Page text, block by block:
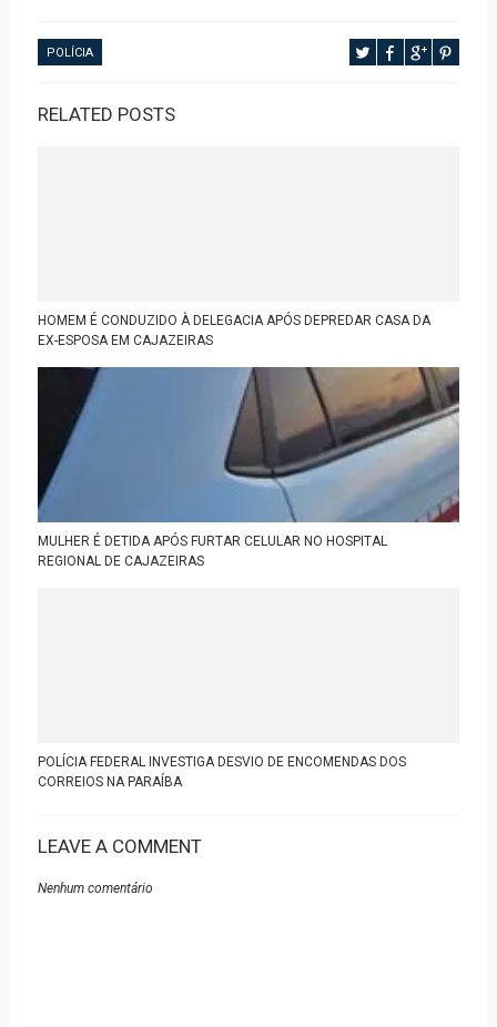
POLÍCIA
RELATED POSTS
HOMEM É CONDUZIDO À DELEGACIA APÓS DEPREDAR CASA DA
EX-ESPOSA EM CAJAZEIRAS
MULHER É DETIDA APÓS FURTAR CELULAR NO HOSPITAL
REGIONAL DE CAJAZEIRAS
POLÍCIA FEDERAL INVESTIGA DESVIO DE ENCOMENDAS DOS
CORREIOS NA PARAÍBA
LEAVE A COMMENT
Nenhum comentário